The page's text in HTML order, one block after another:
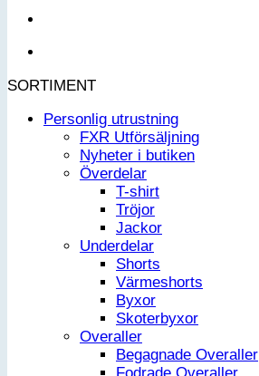
SORTIMENT
Personlig utrustning
FXR Utförsäljning
Nyheter i butiken
Överdelar
T-shirt
Tröjor
Jackor
Underdelar
Shorts
Värmeshorts
Byxor
Skoterbyxor
Overaller
Begagnade Overaller
Fodrade Overaller